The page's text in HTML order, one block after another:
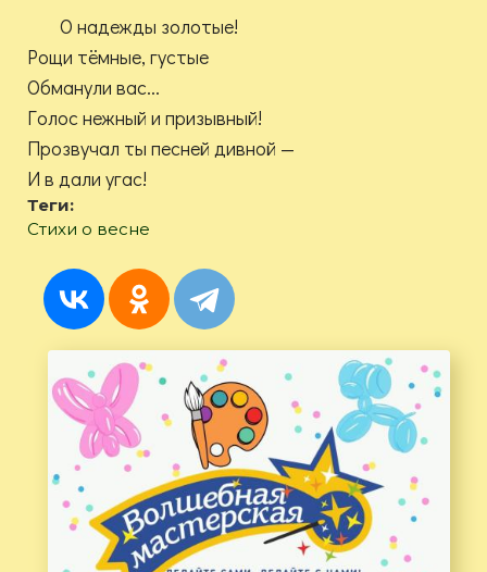
О надежды золотые!
Рощи тёмные, густые
Обманули вас...
Голос нежный и призывный!
Прозвучал ты песней дивной —
И в дали угас!
Теги:
Стихи о весне